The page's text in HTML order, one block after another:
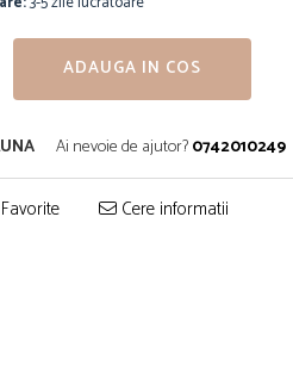
ADAUGA IN COS
Ai nevoie de ajutor?0742010249
Cere informatii